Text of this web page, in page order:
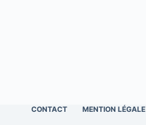
CONTACT MENTION LÉGALE